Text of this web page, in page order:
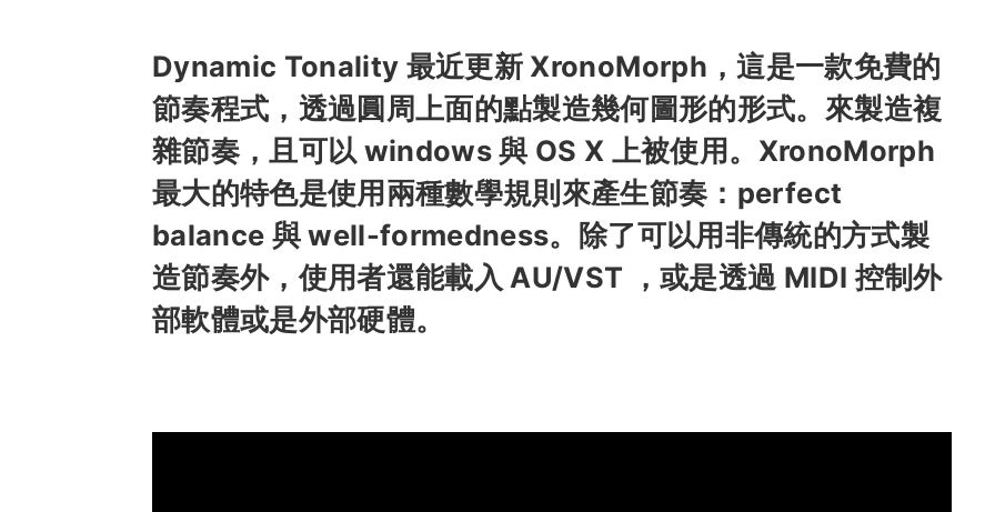
Dynamic Tonality 最近更新 XronoMorph，這是一款免費的
節奏程式，透過圓周上面的點製造幾何圖形的形式。來製造複
雜節奏，且可以 windows 與 OS X 上被使用。XronoMorph
最大的特色是使用兩種數學規則來產生節奏：perfect
balance 與 well-formedness。除了可以用非傳統的方式製
造節奏外，使用者還能載入 AU/VST ，或是透過 MIDI 控制外
部軟體或是外部硬體。